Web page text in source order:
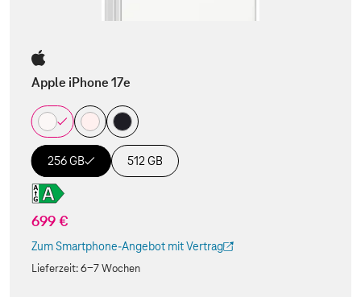
Apple iPhone 17e
256 GB 512 GB
699 €
Zum Smartphone-Angebot mit Vertrag
(Der Link wird in einem neuen Tab geöffnet)
Lieferzeit:6-7 Wochen